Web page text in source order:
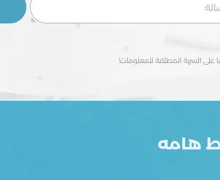
السرية المطلقة للمعلومات!
هامه